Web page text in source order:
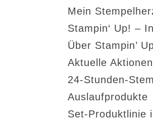
Mein
Stampin‘ Up! –
Über Stampin’
Aktuelle Aktionen
24-Stunden-
Auslaufprodukte
Set-Produktlinie